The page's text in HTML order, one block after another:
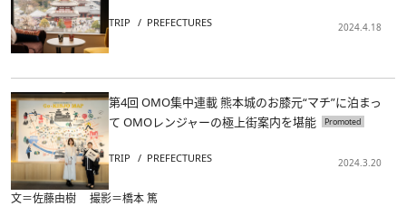
TRIP PREFECTURES 2024.4.18
第4回 OMO集中連載 熊本城のお膝元“マチ”に泊まっ
て OMOレンジャーの極上街案内を堪能
TRIP PREFECTURES 2024.3.20
文＝佐藤由樹 撮影＝橋本 篤